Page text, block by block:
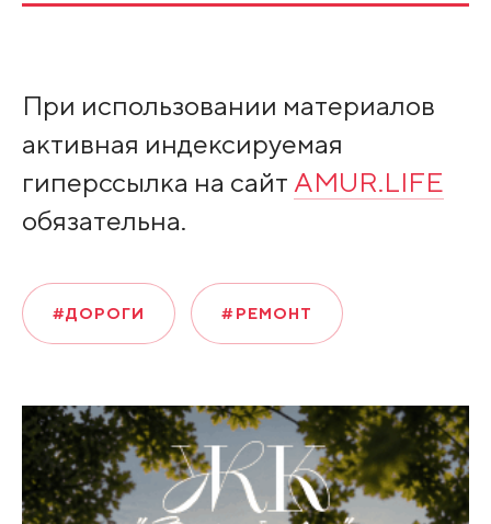
При использовании материалов
активная индексируемая
гиперссылка на сайт AMUR.LIFE
обязательна.
#ДОРОГИ #РЕМОНТ